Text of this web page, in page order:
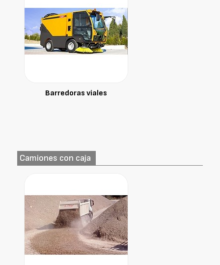
Barredoras viales
Camiones con caja